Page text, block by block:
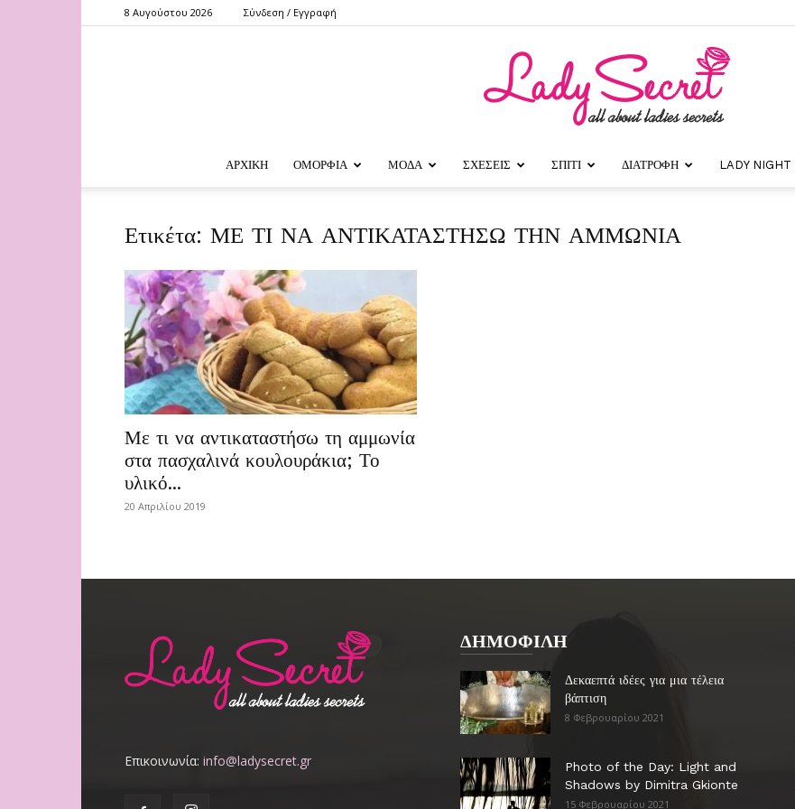
8 Αυγούστου 2026 Σύνδεση / Εγγραφή
ΑΡΧΙΚΗ ΟΜΟΡΦΙΑ ΜΟΔΑ ΣΧΕΣΕΙΣ ΣΠΙΤΙ ΔΙΑΤΡΟΦΗ LADY NIGHT
Ετικέτα: ΜΕ ΤΙ ΝΑ ΑΝΤΙΚΑΤΑΣΤΗΣΩ ΤΗΝ ΑΜΜΩΝΙΑ
Με τι να αντικαταστήσω τη αμμωνία
στα πασχαλινά κουλουράκια; Το
υλικό...
20 Απριλίου 2019
Επικοινωνία: info@ladysecret.gr
ΔΗΜΟΦΙΛΗ
Δεκαεπτά ιδέες για μια τέλεια
βάπτιση
8 Φεβρουαρίου 2021
Photo of the Day: Light and
Shadows by Dimitra Gkionte
15 Φεβρουαρίου 2021